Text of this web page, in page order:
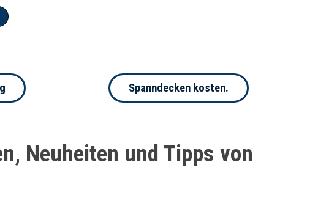
Spanndecken kosten.
Neuheiten und Tipps von